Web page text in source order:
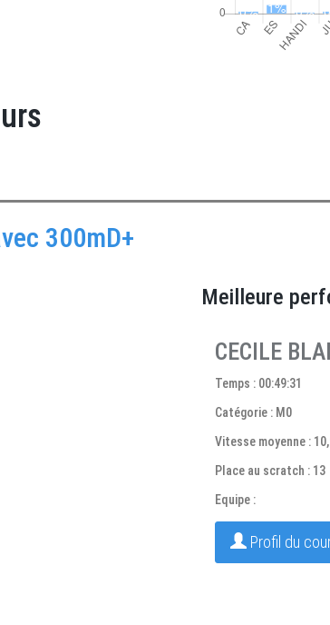
300mD+
Meilleure
CECILE
Temps : 00:49:31
Catégorie : M0
Vitesse moyenne :
Place au scratch : 13
Equipe :
Profil du